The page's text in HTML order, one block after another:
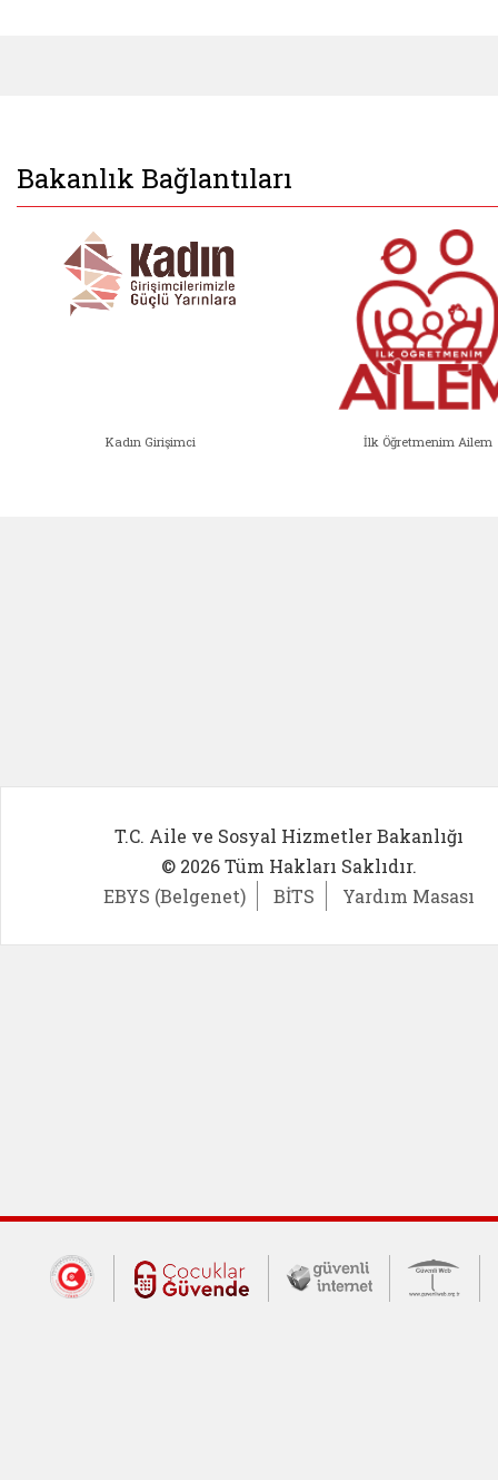
Bakanlık Bağlantıları
Kadın Girişimci İlk Öğretmenim Ailem
T.C. Aile ve Sosyal Hizmetler Bakanlığı
© 2026 Tüm Hakları Saklıdır.
EBYS (Belgenet)
BİTS Yardım Masası
Dış Bağlantılar
Cumhurbaşkanlığı İletişim Merkezi
Çocuklar Güvende (yeni
Güvenli